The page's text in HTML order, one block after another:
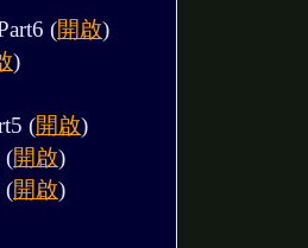
(開啟)
)
(開啟)
(開啟)
(開啟)